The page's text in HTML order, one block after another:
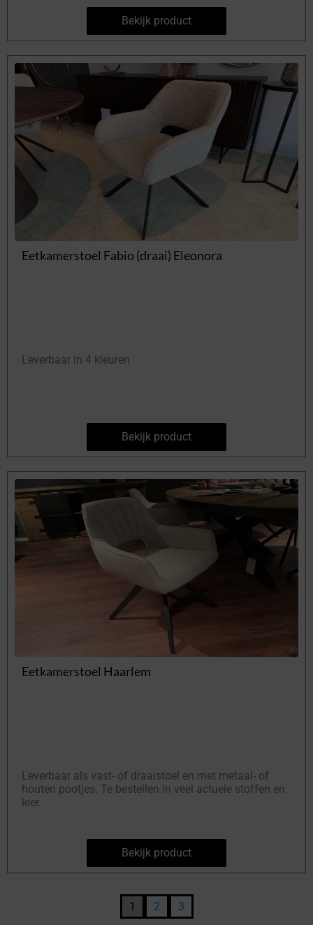
Bekijk product
Eetkamerstoel Fabio (draai) Eleonora
Leverbaar in 4 kleuren
Bekijk product
Eetkamerstoel Haarlem
Leverbaar als vast- of draaistoel en met metaal- of
houten pootjes. Te bestellen in veel actuele stoffen en
leer.
Bekijk product
1 2 3